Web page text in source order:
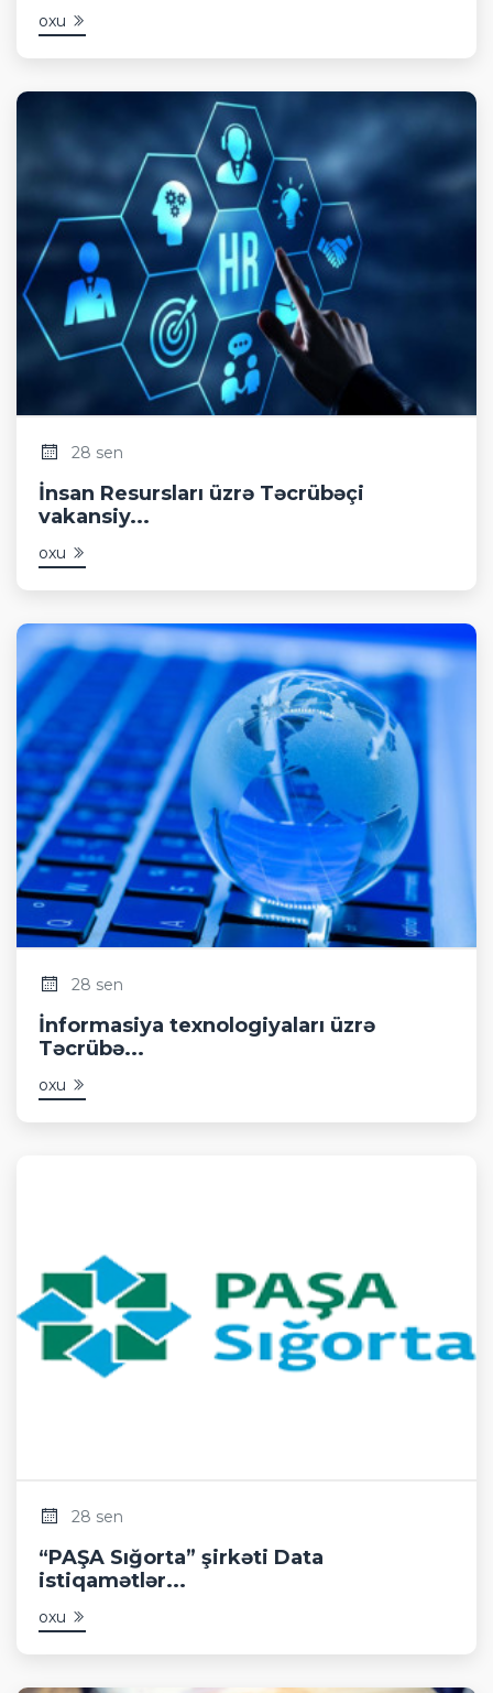
oxu
28 sen
İnsan Resursları üzrə Təcrübəçi
vakansiy...
oxu
28 sen
İnformasiya texnologiyaları üzrə
Təcrübə...
oxu
28 sen
“PAŞA Sığorta” şirkəti Data
istiqamətlər...
oxu